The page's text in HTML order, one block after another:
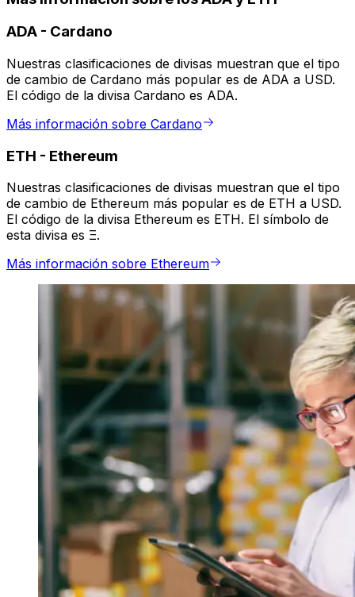
ADA - Cardano
Nuestras clasificaciones de divisas muestran que el tipo
de cambio de Cardano más popular es de ADA a USD.
El código de la divisa Cardano es ADA.
Más información sobre Cardano
ETH - Ethereum
Nuestras clasificaciones de divisas muestran que el tipo
de cambio de Ethereum más popular es de ETH a USD.
El código de la divisa Ethereum es ETH. El símbolo de
esta divisa es Ξ.
Más información sobre Ethereum